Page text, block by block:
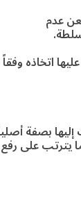
مرجع الطعن عدم
اتخاذه وفقاً
بصفة
يترتب على رفع